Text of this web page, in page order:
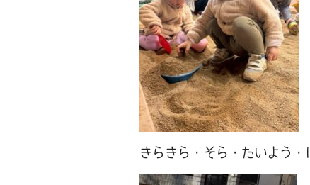
きらきら・そら・たいよう・